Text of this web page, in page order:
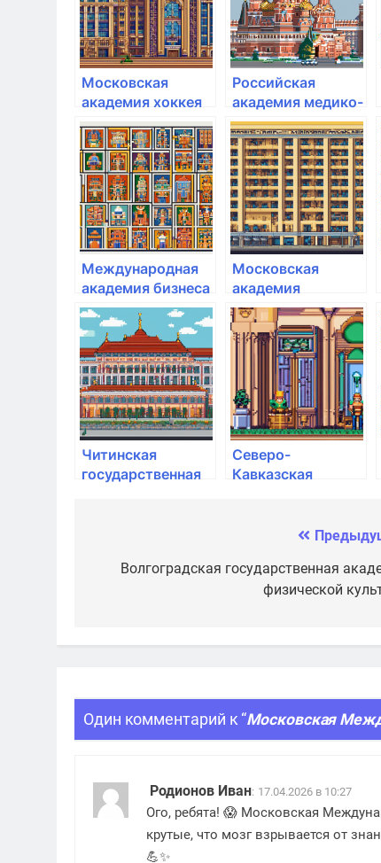
Московская
академия хоккея
Российская
академия медико-
социальной
реабилитации
Международная
академия бизнеса
и новых
технологий
Московская
академия
Читинская
государственная
Северо-
Кавказская
Волгоградская государственная
физической
Один комментарий к “Московская
Родионов Иван: 17.04.2026 в 10:27
Ого, ребята! 😱 Московская
крутые, что мозг взрывается от
💪✨